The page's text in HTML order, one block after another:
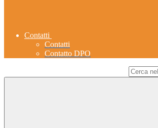
Contatti
Contatti
Contatto DPO